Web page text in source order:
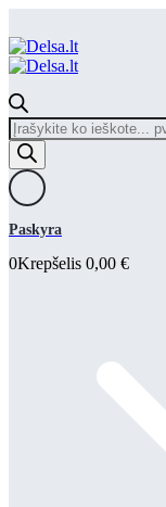
Products
search
Paskyra
0Krepšelis 0,00 €